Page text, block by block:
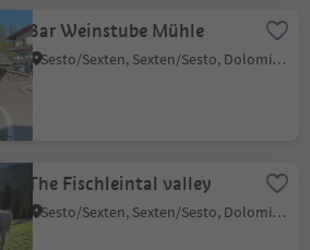
Bar Weinstube Mühle
Sesto/Sexten, Sexten/Sesto, Dolomites Region 3 Zinnen
The Fischleintal valley
Sesto/Sexten, Sexten/Sesto, Dolomites Region 3 Zinnen